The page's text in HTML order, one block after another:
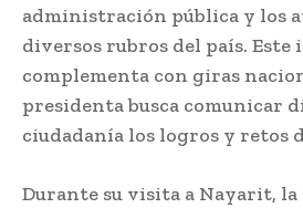
administración pública y los
diversos rubros del país. Este
complementa con giras
presidenta busca comunicar
ciudadanía los logros y retos
Durante su visita a Nayarit,